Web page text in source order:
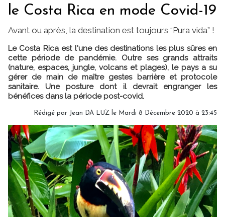
le Costa Rica en mode Covid-19
Avant ou après, la destination est toujours “Pura vida” !
Le Costa Rica est l'une des destinations les plus sûres en
cette période de pandémie. Outre ses grands attraits
(nature, espaces, jungle, volcans et plages), le pays a su
gérer de main de maître gestes barrière et protocole
sanitaire. Une posture dont il devrait engranger les
bénéfices dans la période post-covid.
Rédigé par Jean DA LUZ le Mardi 8 Décembre 2020 à 23:45